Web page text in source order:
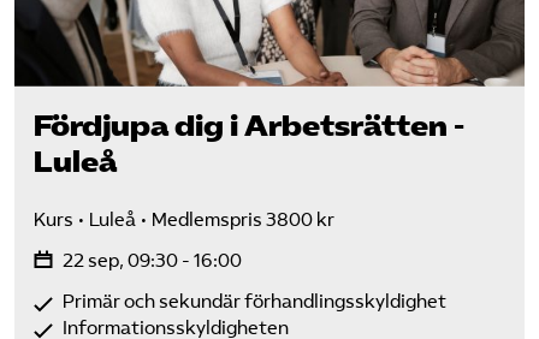
Fördjupa dig i Arbetsrätten -
Luleå
Kurs Luleå
Medlemspris 3800 kr
22 sep, 09:30 - 16:00
Primär och sekundär förhandlingsskyldighet
Informationsskyldigheten